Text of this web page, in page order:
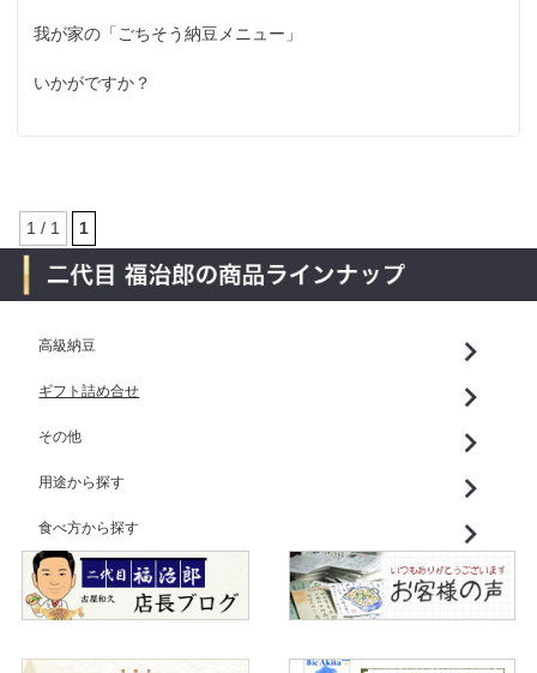
我が家の「ごちそう納豆メニュー」
いかがですか？
1 / 1 1
高級納豆
ギフト詰め合せ
その他
用途から探す
食べ方から探す